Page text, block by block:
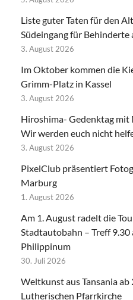
Liste guter Taten für den
Südeingang für Behinderte
3. August 2026
Im Oktober kommen die
Grimm-Platz in Kassel
3. August 2026
Hiroshima- Gedenktag mit
Wir werden euch nicht
3. August 2026
PixelClub präsentiert
Marburg
1. August 2026
Am 1. August radelt die
Stadtautobahn – Treff 9.30
Philippinum
30. Juli 2026
Weltkunst aus Tansania ab
Lutherischen Pfarrkirche